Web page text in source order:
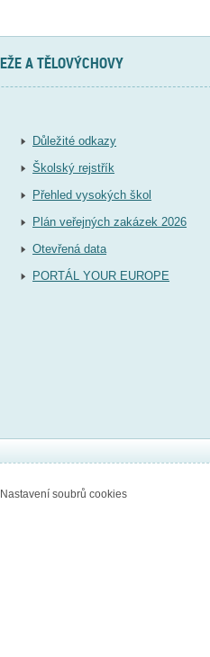
A TĚLOVÝCHOVY
Důležité odkazy
Školský rejstřík
Přehled vysokých škol
Plán veřejných zakázek 2026
Otevřená data
PORTÁL YOUR EUROPE
Nastavení soubrů cookies